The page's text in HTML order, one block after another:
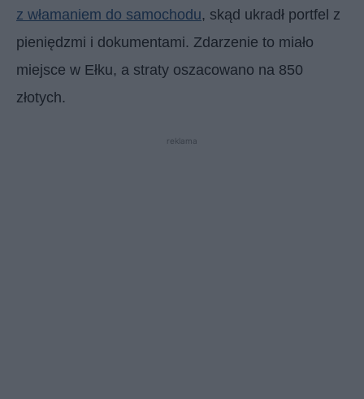
z włamaniem do samochodu, skąd ukradł portfel z
pieniędzmi i dokumentami. Zdarzenie to miało
miejsce w Ełku, a straty oszacowano na 850
złotych.
reklama